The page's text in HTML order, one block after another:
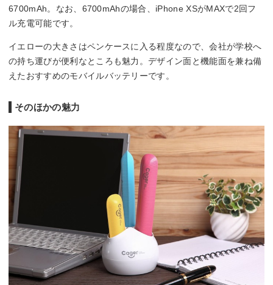
6700mAh。なお、6700mAhの場合、iPhone XSがMAXで2回フ
ル充電可能です。
イエローの大きさはペンケースに入る程度なので、会社が学校へ
の持ち運びが便利なところも魅力。デザイン面と機能面を兼ね備
えたおすすめのモバイルバッテリーです。
そのほかの魅力